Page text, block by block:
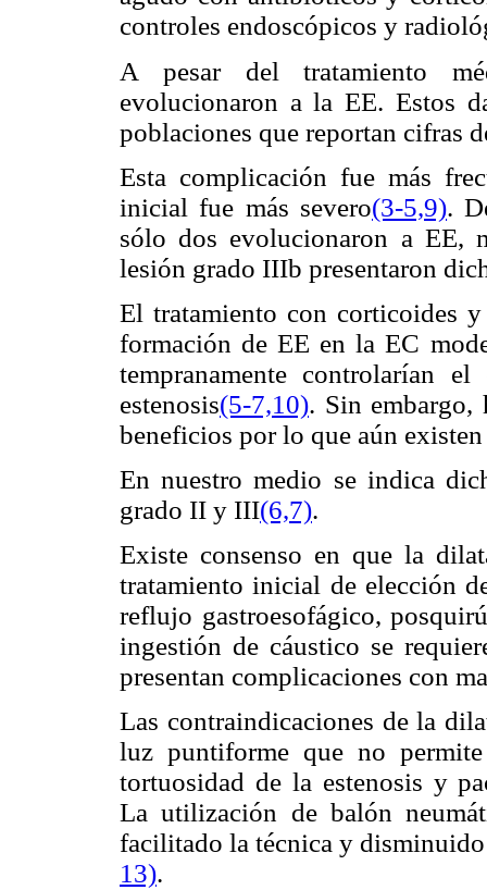
controles endoscópicos y
A pesar del tratamiento
evolucionaron a la EE. Estos
poblaciones que reportan cifras
Esta complicación fue más
inicial fue más severo(3-5,9).
sólo dos evolucionaron a EE,
lesión grado IIIb presentaron
El tratamiento con corticoides
formación de EE en la EC
tempranamente controlarían
estenosis(5-7,10). Sin embargo,
beneficios por lo que aún
En nuestro medio se indica
grado II y III(6,7).
Existe consenso en que la
tratamiento inicial de elección
reflujo gastroesofágico,
ingestión de cáustico se
presentan complicaciones con
Las contraindicaciones de la
luz puntiforme que no
tortuosidad de la estenosis y
La utilización de balón
facilitado la técnica y
13).